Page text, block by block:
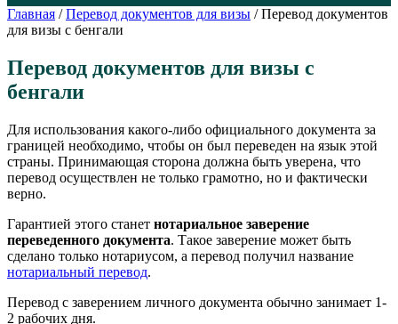
Главная / Перевод документов для визы / Перевод документов
для визы с бенгали
Перевод документов для визы с
бенгали
Для использования какого-либо официального документа за
границей необходимо, чтобы он был переведен на язык этой
страны. Принимающая сторона должна быть уверена, что
перевод осуществлен не только грамотно, но и фактически
верно.
Гарантией этого станет нотариальное заверение
переведенного документа. Такое заверение может быть
сделано только нотариусом, а перевод получил название
нотариальный перевод.
Перевод с заверением личного документа обычно занимает 1-
2 рабочих дня.